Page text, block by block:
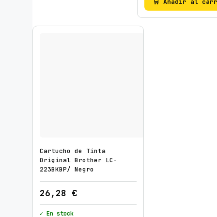
🛒 Añadir al
Cartucho de Tinta
Original Brother LC-
223BKBP/ Negro
26,28 €
✓ En stock